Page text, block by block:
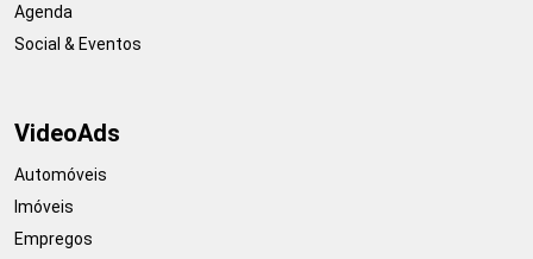
Agenda
Social & Eventos
VideoAds
Automóveis
Imóveis
Empregos